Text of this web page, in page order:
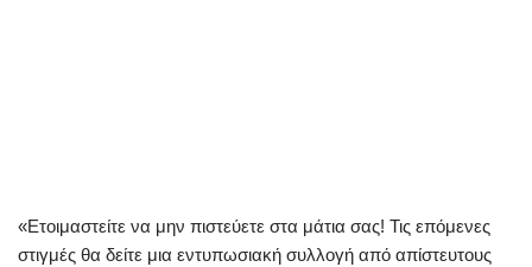
«Ετοιμαστείτε να μην πιστεύετε στα μάτια σας! Τις επόμενες
στιγμές θα δείτε μια εντυπωσιακή συλλογή από απίστευτους